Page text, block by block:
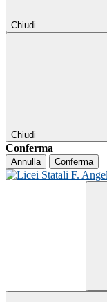
Chiudi
Chiudi
Conferma
Annulla Conferma